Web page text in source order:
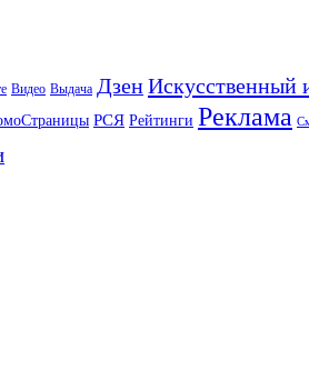
Видео Выдача ДзенИскусственный
РСЯ Рейтинги Реклама